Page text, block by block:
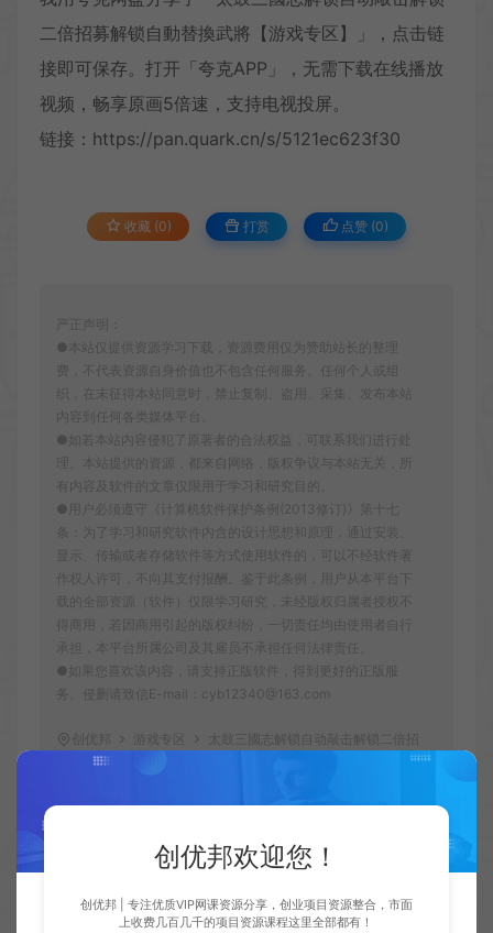
二倍招募解锁自動替換武將【游戏专区】」，点击链
接即可保存。打开「夸克APP」，无需下载在线播放
视频，畅享原画5倍速，支持电视投屏。
链接：https://pan.quark.cn/s/5121ec623f30
收藏 (0) 打赏 点赞 (0)
严正声明：
●本站仅提供资源学习下载，资源费用仅为赞助站长的整理
费，不代表资源自身价值也不包含任何服务。任何个人或组
织，在未征得本站同意时，禁止复制、盗用、采集、发布本站
内容到任何各类媒体平台。
●如若本站内容侵犯了原著者的合法权益，可联系我们进行处
理。本站提供的资源，都来自网络，版权争议与本站无关，所
有内容及软件的文章仅限用于学习和研究目的。
●用户必须遵守《计算机软件保护条例(2013修订)》第十七
条：为了学习和研究软件内含的设计思想和原理，通过安装、
显示、传输或者存储软件等方式使用软件的，可以不经软件著
作权人许可，不向其支付报酬。鉴于此条例，用户从本平台下
载的全部资源（软件）仅限学习研究，未经版权归属者授权不
得商用，若因商用引起的版权纠纷，一切责任均由使用者自行
承担，本平台所属公司及其雇员不承担任何法律责任。
●如果您喜欢该内容，请支持正版软件，得到更好的正版服
务。侵删请致信E-mail：cyb12340@163.com
创优邦 游戏专区
太鼓三國志解锁自动敲击解锁二倍招
募解锁自動替換武將
创优邦欢迎您！
创优邦 | 专注优质VIP网课资源分享，创业项目资源整合，市面
上收费几百几千的项目资源课程这里全部都有！